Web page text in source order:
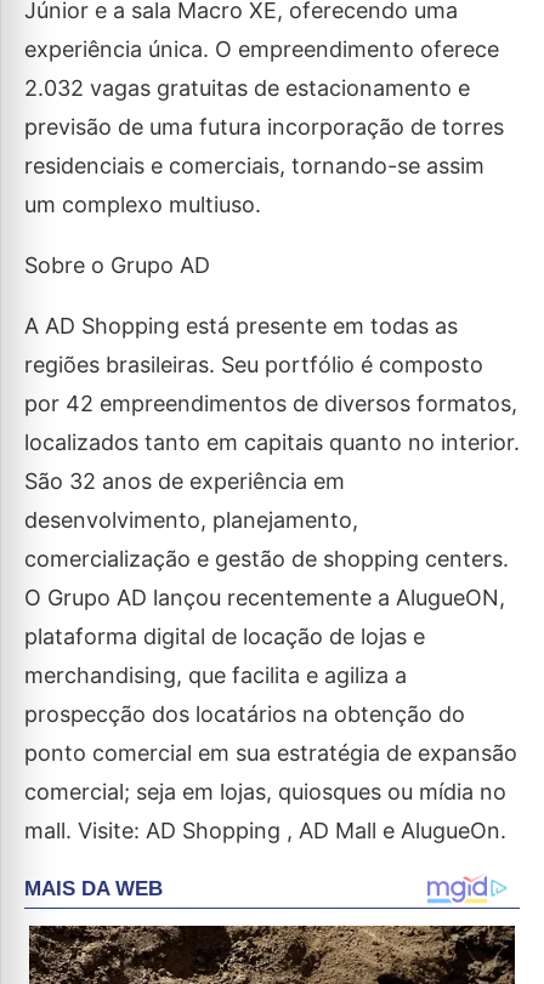
Júnior e a sala Macro XE, oferecendo uma
experiência única. O empreendimento oferece
2.032 vagas gratuitas de estacionamento e
previsão de uma futura incorporação de torres
residenciais e comerciais, tornando-se assim
um complexo multiuso.
Sobre o Grupo AD
A AD Shopping está presente em todas as
regiões brasileiras. Seu portfólio é composto
por 42 empreendimentos de diversos formatos,
localizados tanto em capitais quanto no interior.
São 32 anos de experiência em
desenvolvimento, planejamento,
comercialização e gestão de shopping centers.
O Grupo AD lançou recentemente a AlugueON,
plataforma digital de locação de lojas e
merchandising, que facilita e agiliza a
prospecção dos locatários na obtenção do
ponto comercial em sua estratégia de expansão
comercial; seja em lojas, quiosques ou mídia no
mall. Visite: AD Shopping , AD Mall e AlugueOn.